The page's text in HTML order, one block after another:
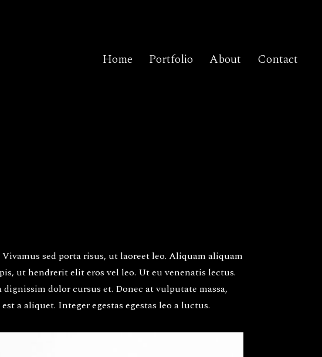
Home Portfolio About Contact
sed porta risus, ut laoreet leo. Aliquam aliquam
ut hendrerit elit eros vel leo. Ut eu venenatis lectus.
dolor cursus et. Donec at vulputate massa,
a aliquet. Integer egestas egestas leo a luctus.